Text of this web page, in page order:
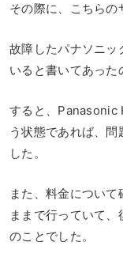
その際に、こちらの
故障したパナソニッ
いると書いてあった
すると、Panasonic
う状態であれば、
した。
また、料金につい
ままで行っていて
のことでした。